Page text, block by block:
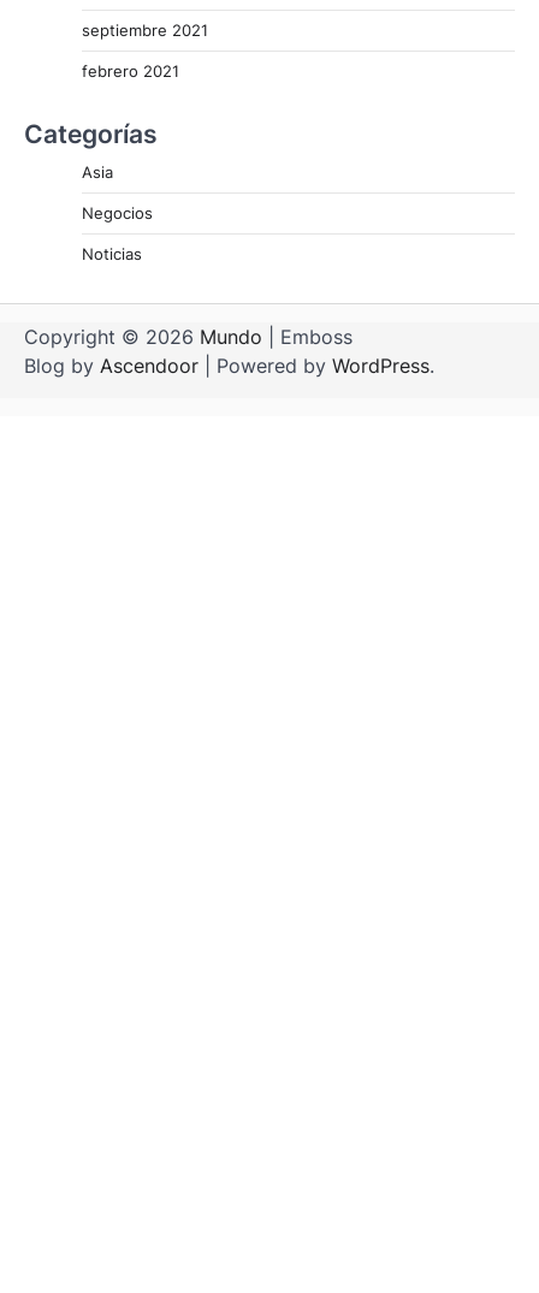
septiembre 2021
febrero 2021
Categorías
Asia
Negocios
Noticias
Copyright © 2026 Mundo | Emboss
Blog by Ascendoor | Powered by WordPress.